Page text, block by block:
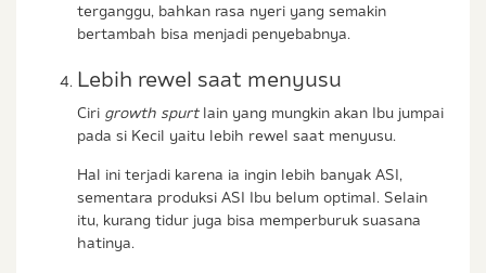
terganggu, bahkan rasa nyeri yang semakin
bertambah bisa menjadi penyebabnya.
Lebih rewel saat menyusu
Ciri growth spurt lain yang mungkin akan Ibu jumpai
pada si Kecil yaitu lebih rewel saat menyusu.
Hal ini terjadi karena ia ingin lebih banyak ASI,
sementara produksi ASI Ibu belum optimal. Selain
itu, kurang tidur juga bisa memperburuk suasana
hatinya.